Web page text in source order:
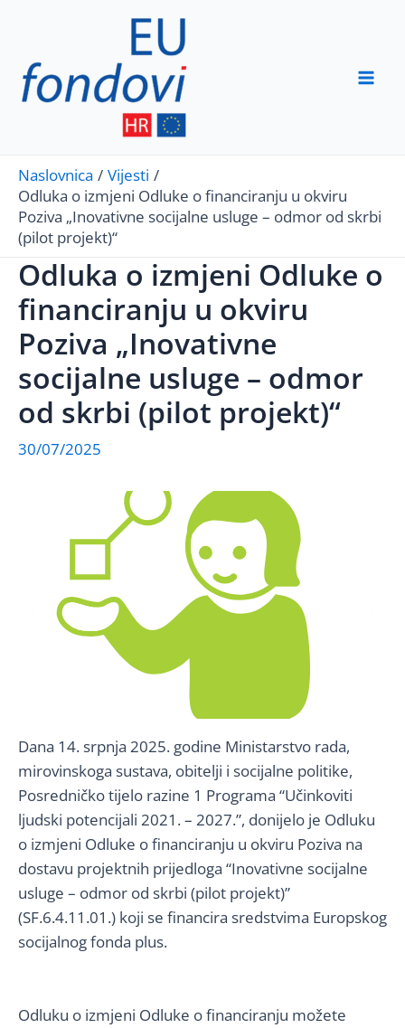
content
Naslovnica
Vijesti
Odluka o izmjeni Odluke o financiranju u okviru
Poziva „Inovativne socijalne usluge – odmor od skrbi
(pilot projekt)“
Odluka o izmjeni Odluke o
financiranju u okviru
Poziva „Inovativne
socijalne usluge – odmor
od skrbi (pilot projekt)“
30/07/2025
Dana 14. srpnja 2025. godine Ministarstvo rada,
mirovinskoga sustava, obitelji i socijalne politike,
Posredničko tijelo razine 1 Programa “Učinkoviti
ljudski potencijali 2021. – 2027.”, donijelo je Odluku
o izmjeni Odluke o financiranju u okviru Poziva na
dostavu projektnih prijedloga “Inovativne socijalne
usluge – odmor od skrbi (pilot projekt)”
(SF.6.4.11.01.) koji se financira sredstvima Europskog
socijalnog fonda plus.
Odluku o izmjeni Odluke o financiranju možete